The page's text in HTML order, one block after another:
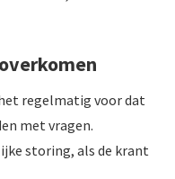
regelmatig voor dat
met vragen.
storing, als de krant